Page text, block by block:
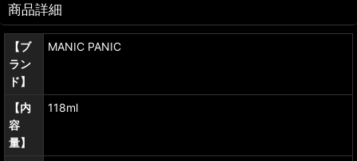
商品詳細
【ブ
ラン
ド】
MANIC PANIC
【内
容
量】
118ml